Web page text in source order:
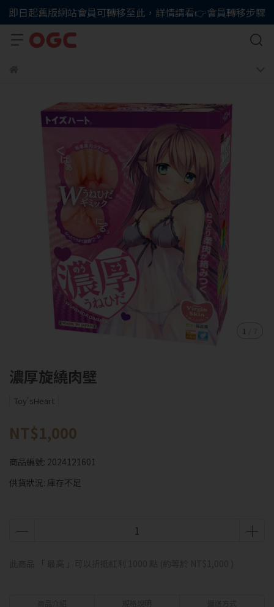
即日起舊版網站會員可轉移至此，詳情請看👉會員轉移步驟
1
濃厚旋繞肉壁
Toy'sHeart
NT$1,000
商品編號: 2024121601
供貨狀況: 庫存不足